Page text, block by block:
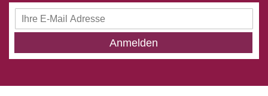
Anmeldung
zum
Anmelden